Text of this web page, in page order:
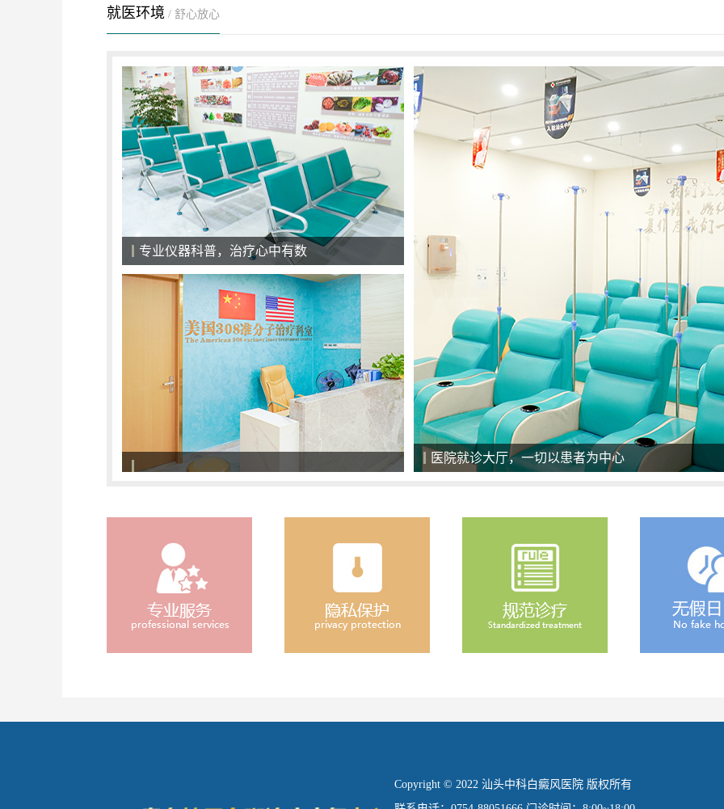
就医环境 / 舒心放心
医院候诊大厅，一切以患者为中心
308准分子激光治疗系统 美国最新一代308准分子激光治疗系统
Copyright © 2022 汕头中科白癜风医院 版权所有